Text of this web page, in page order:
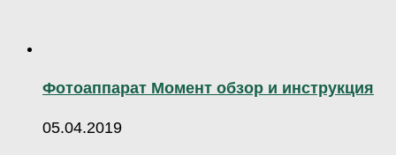
Фотоаппарат Момент обзор и инструкция
05.04.2019